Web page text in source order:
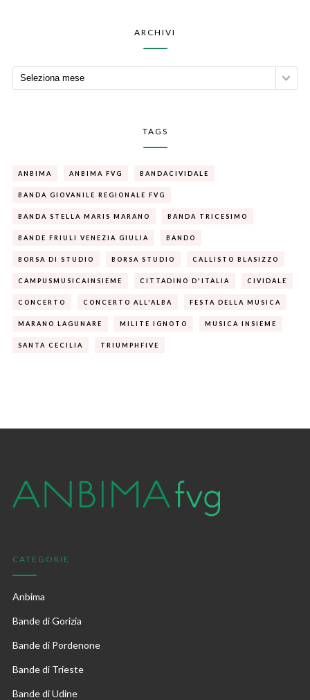
ARCHIVI
TAGS
ANBIMA ANBIMA FVG BANDACIVIDALE
BANDA GIOVANILE REGIONALE FVG
BANDA STELLA MARIS MARANO BANDA TRICESIMO
BANDE FRIULI VENEZIA GIULIA BANDO
BORSA DI STUDIO BORSA STUDIO CALLISTO BLASIZZO
CAMPUSMUSICAINSIEME CITTADINO D'ITALIA CIVIDALE
CONCERTO CONCERTO ALL'ALBA FESTA DELLA MUSICA
MARANO LAGUNARE MILITE IGNOTO MUSICA INSIEME
SANTA CECILIA TRIUMPHFIVE
CATEGORIE
Anbima
Bande di Gorizia
Bande di Pordenone
Bande di Trieste
Bande di Udine